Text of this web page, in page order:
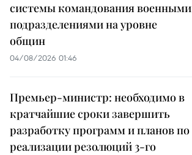
системы командования военными
подразделениями на уровне
общин
04/08/2026 01:46
Премьер-министр: необходимо в
кратчайшие сроки завершить
разработку программ и планов по
реализации резолюций 3-го